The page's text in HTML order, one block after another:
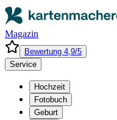
Magazin
Bewertung 4,9/5
Service
Hochzeit
Fotobuch
Geburt